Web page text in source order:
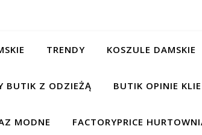
TRENDY KOSZULE DAMSKIE
BUTIK Z ODZIEŻĄ BUTIK OPINIE
MODNE FACTORYPRICE